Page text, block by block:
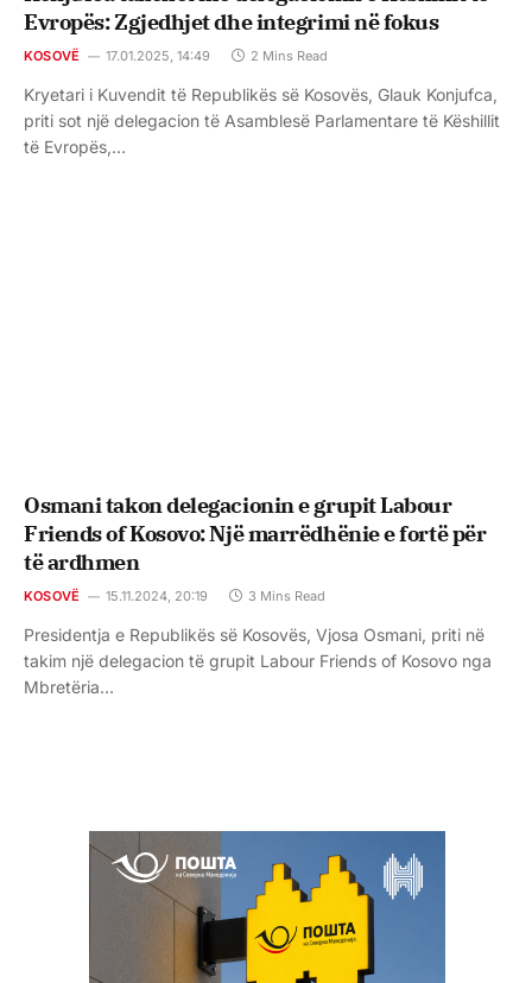
Evropës: Zgjedhjet dhe integrimi në fokus
KOSOVË 17.01.2025, 14:49 2 Mins Read
Kryetari i Kuvendit të Republikës së Kosovës, Glauk Konjufca,
priti sot një delegacion të Asamblesë Parlamentare të Këshillit
të Evropës,…
Osmani takon delegacionin e grupit Labour
Friends of Kosovo: Një marrëdhënie e fortë për
të ardhmen
KOSOVË 15.11.2024, 20:19 3 Mins Read
Presidentja e Republikës së Kosovës, Vjosa Osmani, priti në
takim një delegacion të grupit Labour Friends of Kosovo nga
Mbretëria…